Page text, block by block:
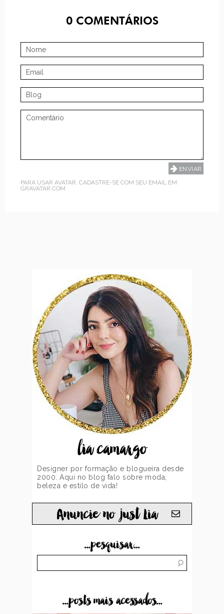
0COMENTÁRIOS
PARA USAR AVATAR, CADASTRE-SE COM SEU EMAIL EM
GRAVATAR.COM
lia camargo
Designer por formação e blogueira desde
2000. Aqui no blog falo sobre moda,
beleza e estilo de vida!
Anuncie no just Lia
...pesquisar...
...posts mais acessados...